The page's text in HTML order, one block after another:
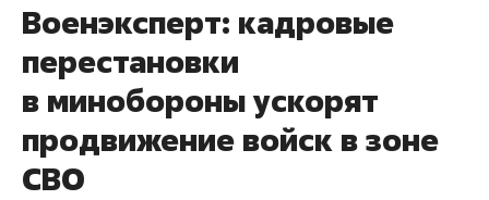
Военэксперт: кадровые
перестановки
в минобороны ускорят
продвижение войск в зоне
СВО